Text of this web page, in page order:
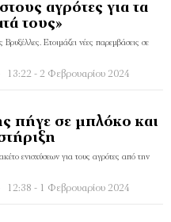
αγρότες για τα
τους»
Ετοιμάζει νέες παρεμβάσεις σε
13:22 - 2 Φεβρουαρίου 2024
πήγε σε μπλόκο και
ενισχύσεων για τους αγρότες από την
12:38 - 1 Φεβρουαρίου 2024